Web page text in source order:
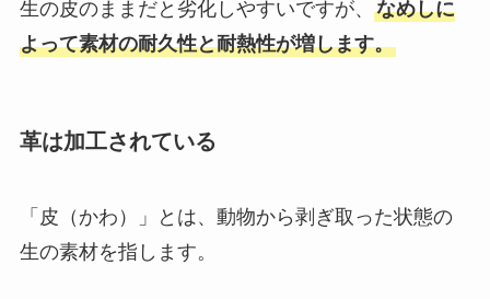
生の皮のままだと劣化しやすいですが、 なめしに
よって素材の耐久性と耐熱性が増します。
革は加工されている
「皮（かわ）」とは、動物から剥ぎ取った状態の
生の素材を指します。